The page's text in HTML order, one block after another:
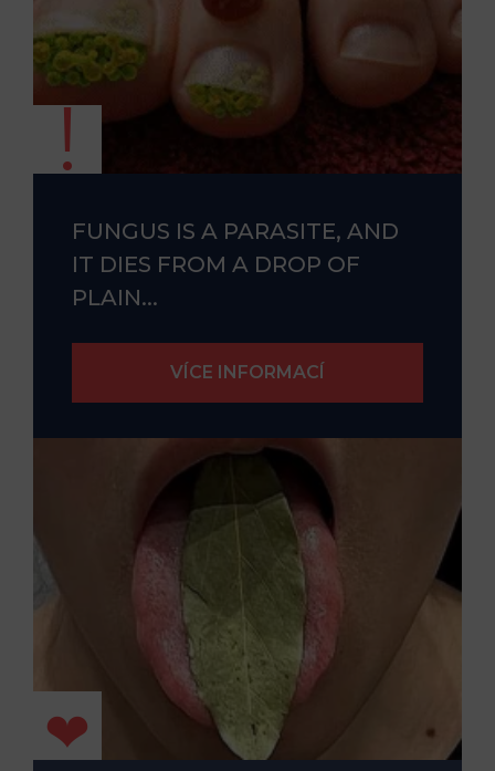
FUNGUS IS A PARASITE, AND
IT DIES FROM A DROP OF
PLAIN...